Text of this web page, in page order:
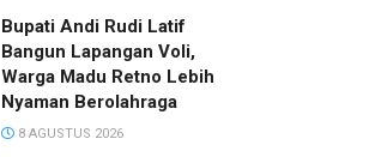
Bupati Andi Rudi Latif
Bangun Lapangan Voli,
Warga Madu Retno Lebih
Nyaman Berolahraga
8 AGUSTUS 2026